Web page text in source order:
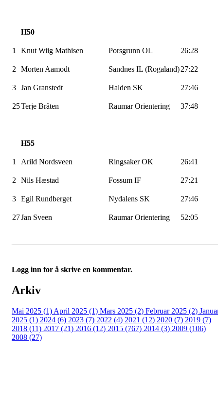
H50
1 Knut Wiig Mathisen Porsgrunn OL 26:28
2 Morten Aamodt Sandnes IL (Rogaland)27:22
3 Jan Granstedt Halden SK 27:46
25Terje Bråten RaumarOrientering 37:48
H55
1 Arild Nordsveen Ringsaker OK 26:41
2 Nils Hæstad Fossum IF 27:21
3 Egil Rundberget Nydalens SK 27:46
27Jan Sveen RaumarOrientering 52:05
Logg inn for å skrive en kommentar.
Arkiv
Mai 2025 (1) April 2025 (1) Mars 2025 (2) Februar 2025 (2)
2025 (1) 2024 (6) 2023 (7) 2022 (4) 2021 (12) 2020 (7) 2019 (7)
2018 (11) 2017 (21) 2016 (12) 2015 (767) 2014 (3) 2009 (106)
2008 (27)